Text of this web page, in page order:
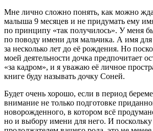
Мне лично сложно понять, как можно
малыша 9 месяцев и не придумать ему
по принципу «так получилось». У меня
по поводу имени для мальчика. А имя
за несколько лет до её рождения. Но
моей деятельности дочка предпочитает
«за кадром», и я уважаю её личное
книге буду называть дочку Соней.
Будет очень хорошо, если в период
внимание не только подготовке
новорожденного, в котором всё
но и выбору имени для него. И поскольку